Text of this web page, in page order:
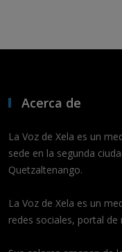
Acerca de
La Voz de Xela es un
sede en la segunda
Quetzaltenango.
La Voz de Xela es un
redes sociales, portal